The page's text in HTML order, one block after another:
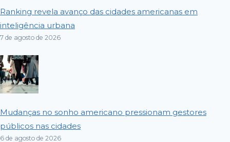
Ranking revela avanço das cidades americanas em
inteligência urbana
7 de agosto de 2026
Mudanças no sonho americano pressionam gestores
públicos nas cidades
6 de agosto de 2026